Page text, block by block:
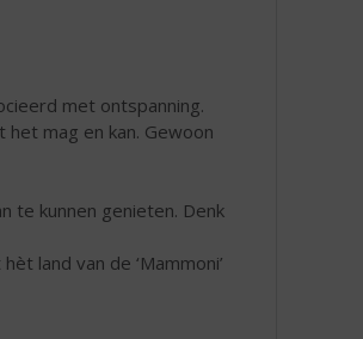
met ontspanning.
mag en kan. Gewoon
te kunnen genieten. Denk
land van de ‘Mammoni’